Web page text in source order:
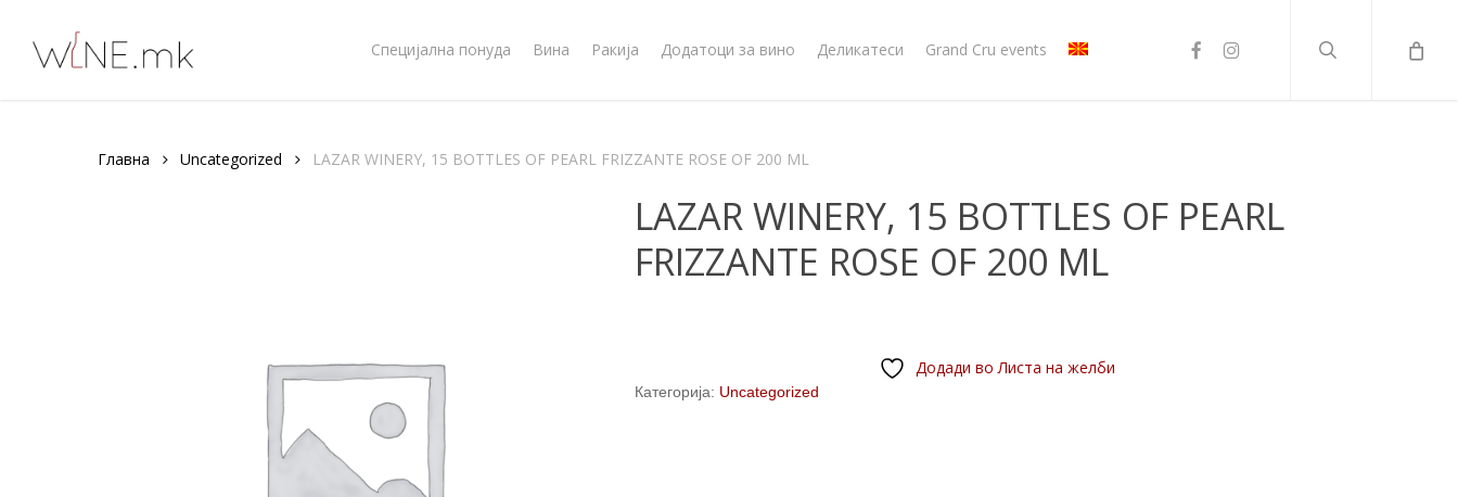
Специјална понуда Вина Ракија Додатоци за вино Деликатеси Grand Cru events facebookinstagram
Главна Uncategorized LAZAR WINERY, 15 BOTTLES OF PEARL FRIZZANTE ROSE OF 200 ML
LAZAR WINERY, 15 BOTTLES OF PEARL
FRIZZANTE ROSE OF 200 ML
Додади во Листа на желби
Категорија: Uncategorized